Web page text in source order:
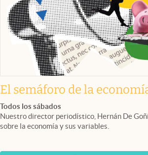
El semáforo de la
Todos los sábados
Nuestro director periodístico, Hernán De
sobre la economía y sus variables.